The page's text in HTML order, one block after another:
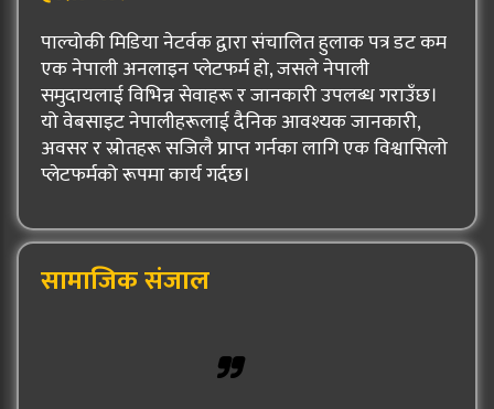
पाल्चोकी मिडिया नेटर्वक द्वारा संचालित हुलाक पत्र डट कम
एक नेपाली अनलाइन प्लेटफर्म हो, जसले नेपाली
समुदायलाई विभिन्न सेवाहरू र जानकारी उपलब्ध गराउँछ।
यो वेबसाइट नेपालीहरूलाई दैनिक आवश्यक जानकारी,
अवसर र स्रोतहरू सजिलै प्राप्त गर्नका लागि एक विश्वासिलो
प्लेटफर्मको रूपमा कार्य गर्दछ।
सामाजिक संजाल